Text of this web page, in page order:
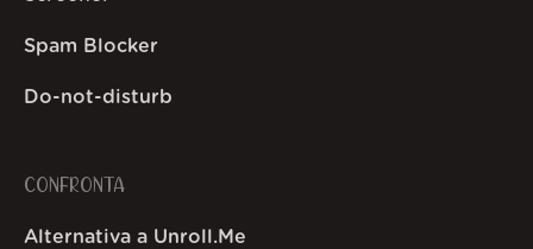
Spam Blocker
Do-not-disturb
CONFRONTA
Alternativa a Unroll.Me